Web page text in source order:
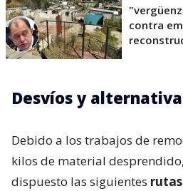
contra
Desvíos y
Debido a los trabajos de
kilos de material
dispuesto las siguientes